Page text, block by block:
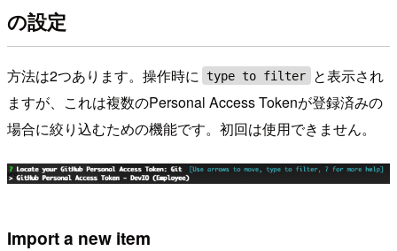
の設定
方法は2つあります。操作時に type to filter
と表示され
ますが、これは複数のPersonal Access Tokenが登録済みの
場合に絞り込むための機能です。初回は使用できません。
Import a new item